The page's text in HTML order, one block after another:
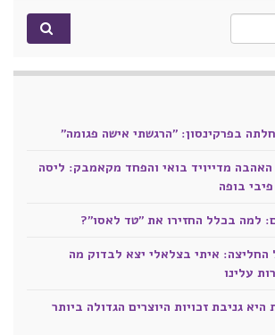
בפרקינסון: "הרגשתי אישה פגומה"
האהבה מדייויד בואי והפחד מקאמבק: ליסה
בופה
למה בכלל החזירו את "טד לאסו"?
החליצה: איתי בצלאלי יצא לבדוק מה
עלינו
גניבת זכויות היוצרים הגדולה ביותר